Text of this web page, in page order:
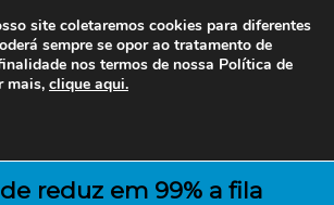
reduz em 99% a fila
site coletaremos cookies para diferentes
sempre se opor ao tratamento de
nos termos de nossa Política de
mais, clique aqui.